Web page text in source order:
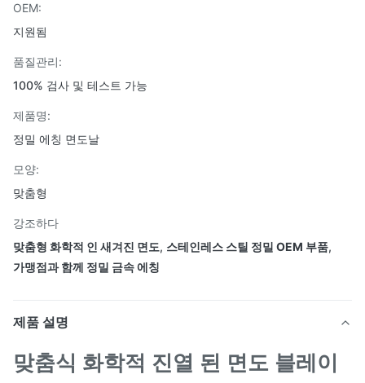
OEM:
지원됨
품질관리:
100% 검사 및 테스트 가능
제품명:
정밀 에칭 면도날
모양:
맞춤형
강조하다
맞춤형 화학적 인 새겨진 면도, 스테인레스 스틸 정밀 OEM 부품,
가맹점과 함께 정밀 금속 에칭
제품 설명
맞춤식 화학적 진열 된 면도 블레이